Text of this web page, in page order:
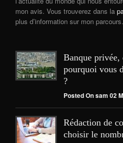
mon avis. Vous trouverez dans la
plus d’information sur mon
Banque privée,
pourquoi vous
?
Posted On sam 02
Rédaction de
choisir le